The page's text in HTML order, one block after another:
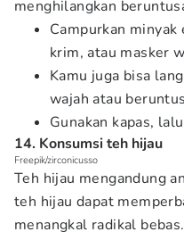
menghilangkan
Campurkan
krim, atau masker
Kamu juga bisa
wajah atau
Gunakan kapas,
14. Konsumsi teh hijau
Freepik/zirconicusso
Teh hijau mengandung
teh hijau dapat
menangkal radikal bebas.